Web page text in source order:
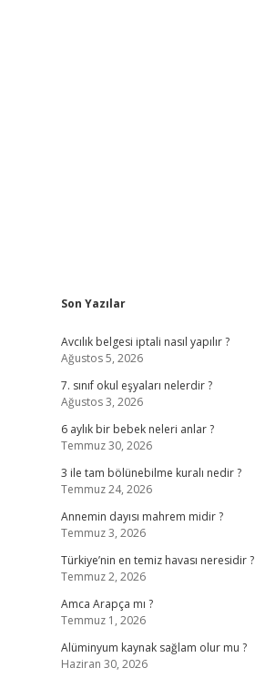
Sidebar
Son Yazılar
Avcılık belgesi iptali nasıl yapılır ?
Ağustos 5, 2026
7. sınıf okul eşyaları nelerdir ?
Ağustos 3, 2026
6 aylık bir bebek neleri anlar ?
Temmuz 30, 2026
3 ile tam bölünebilme kuralı nedir ?
Temmuz 24, 2026
Annemin dayısı mahrem midir ?
Temmuz 3, 2026
Türkiye’nin en temiz havası neresidir ?
Temmuz 2, 2026
Amca Arapça mı ?
Temmuz 1, 2026
Alüminyum kaynak sağlam olur mu ?
Haziran 30, 2026